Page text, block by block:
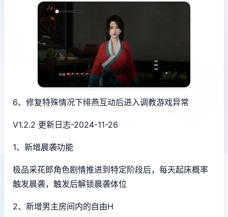
6、修复特殊情况下绯燕互动后进入调教游戏异常
V1.2.2 更新日志-2024-11-26
1、新增晨袭功能
极品采花郎角色剧情推进到特定阶段后，每天起床概率
触发晨袭，触发后解锁晨袭体位
2、新增男主房间内的自由H